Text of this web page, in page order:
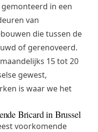
in een
van
die tussen de
of gerenoveerd.
15 tot 20
gewest,
is waar we het
Bricard in Brussel
voorkomende